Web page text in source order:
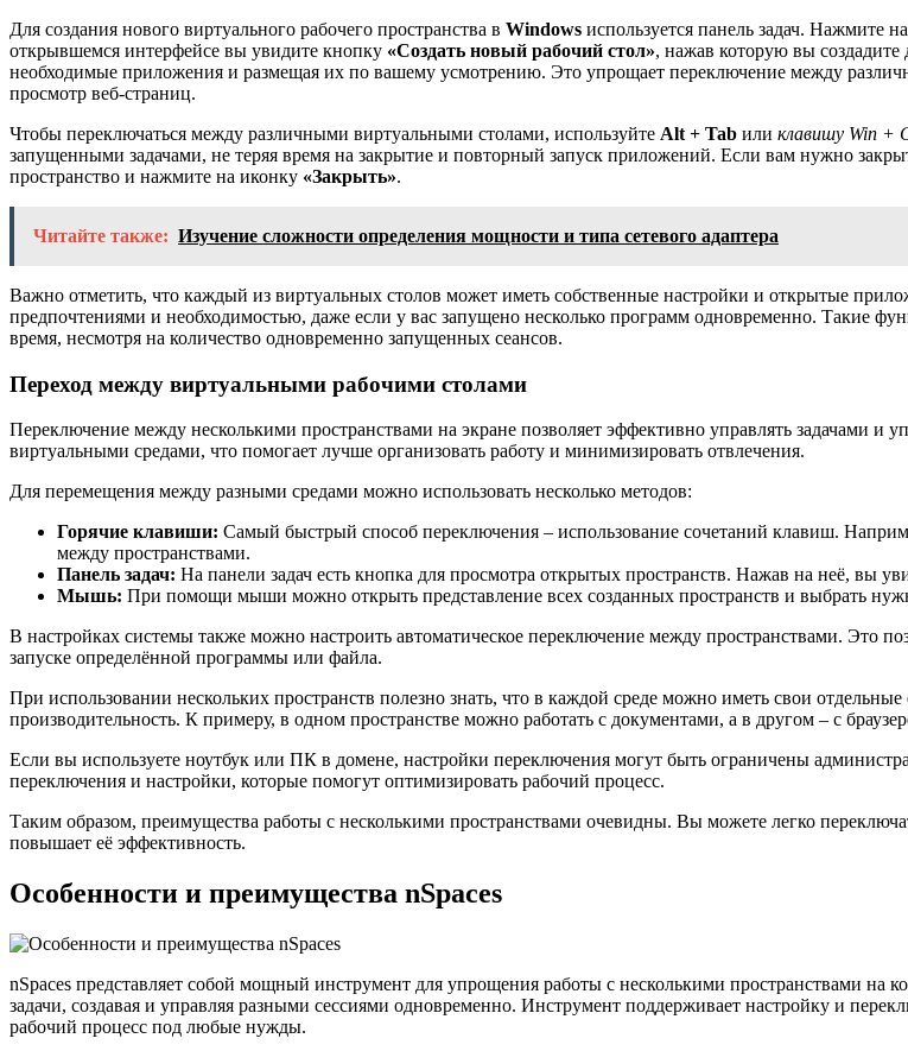
Для создания нового виртуального рабочего пространства в Windows используется панель задач. Нажмите на
открывшемся интерфейсе вы увидите кнопку «Создать новый рабочий стол», нажав которую вы
необходимые приложения и размещая их по вашему усмотрению. Это упрощает переключение между
просмотр веб-страниц.
Чтобы переключаться между различными виртуальными столами, используйте Alt + Tab или клавишу Win +
запущенными задачами, не теряя время на закрытие и повторный запуск приложений. Если вам нужно
пространство и нажмите на иконку «Закрыть».
Читайте также: Изучение сложности определения мощности и типа сетевого адаптера
Важно отметить, что каждый из виртуальных столов может иметь собственные настройки и открытые
предпочтениями и необходимостью, даже если у вас запущено несколько программ одновременно. Такие
время, несмотря на количество одновременно запущенных сеансов.
Переход между виртуальными рабочими столами
Переключение между несколькими пространствами на экране позволяет эффективно управлять задачами
виртуальными средами, что помогает лучше организовать работу и минимизировать отвлечения.
Для перемещения между разными средами можно использовать несколько методов:
Горячие клавиши: Самый быстрый способ переключения – использование сочетаний клавиш.
между пространствами.
Панель задач: На панели задач есть кнопка для просмотра открытых пространств. Нажав на неё, вы
Мышь: При помощи мыши можно открыть представление всех созданных пространств и выбрать
В настройках системы также можно настроить автоматическое переключение между пространствами. Это
запуске определённой программы или файла.
При использовании нескольких пространств полезно знать, что в каждой среде можно иметь свои
производительность. К примеру, в одном пространстве можно работать с документами, а в другом – с
Если вы используете ноутбук или ПК в домене, настройки переключения могут быть ограничены
переключения и настройки, которые помогут оптимизировать рабочий процесс.
Таким образом, преимущества работы с несколькими пространствами очевидны. Вы можете легко
повышает её эффективность.
Особенности и преимущества nSpaces
nSpaces представляет собой мощный инструмент для упрощения работы с несколькими пространствами на
задачи, создавая и управляя разными сессиями одновременно. Инструмент поддерживает настройку и
рабочий процесс под любые нужды.